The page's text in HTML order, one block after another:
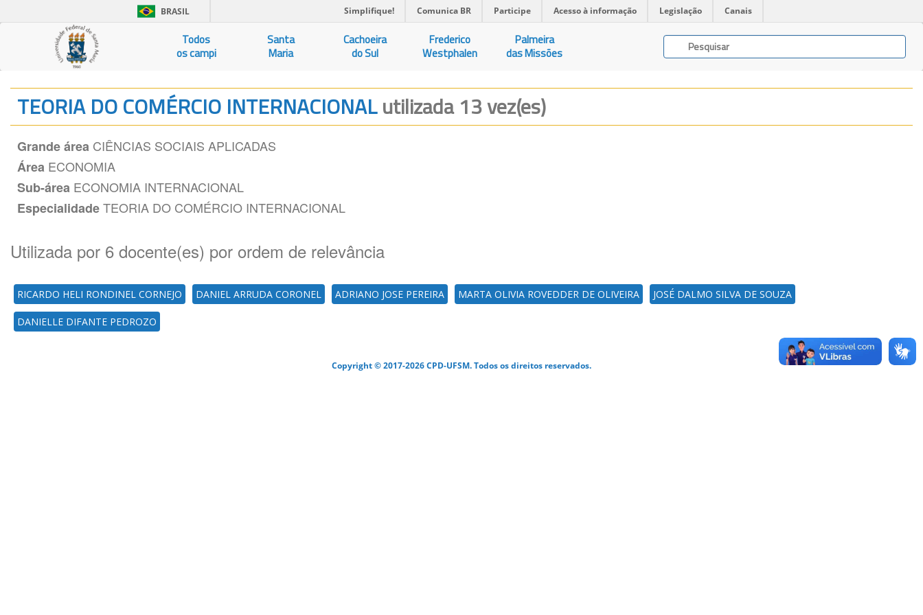
BRASIL Simplifique! Comunica BR Participe Acesso à informação Legislação Canais
Todos
os campi
Santa
Maria
Cachoeira
do Sul
Frederico
Westphalen
Palmeira
das Missões
TEORIA DO COMÉRCIO INTERNACIONALutilizada 13 vez(es)
Grande área CIÊNCIAS SOCIAIS APLICADAS
Área ECONOMIA
Sub-área ECONOMIA INTERNACIONAL
EspecialidadeTEORIA DO COMÉRCIO INTERNACIONAL
Utilizada por 6 docente(es) por ordem de relevância
RICARDO HELI RONDINEL CORNEJO DANIEL ARRUDA CORONEL ADRIANO JOSE PEREIRA MARTA OLIVIA ROVEDDER DE OLIVEIRA JOSÉ DALMO SILVA DE SOUZA
DANIELLE DIFANTE PEDROZO
Copyright © 2017-2026 CPD-UFSM. Todos os direitos reservados.